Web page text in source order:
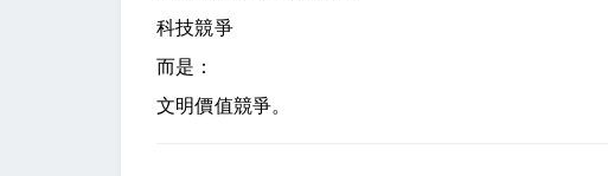
科技競爭
而是：
文明價值競爭。